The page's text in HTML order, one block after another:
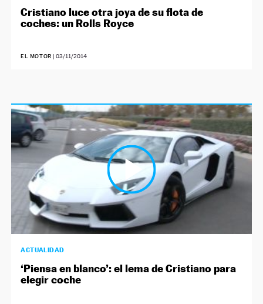
Cristiano luce otra joya de su flota de
coches: un Rolls Royce
EL MOTOR | 03/11/2014
ACTUALIDAD
‘Piensa en blanco’: el lema de Cristiano para
elegir coche